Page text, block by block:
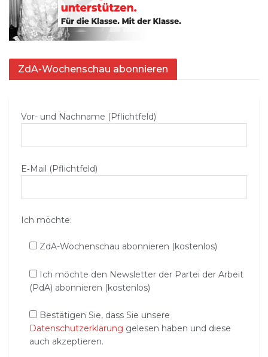
ZdA-Wochenschau abonnieren
Vor- und Nachname (Pflichtfeld)
E‑Mail (Pflichtfeld)
Ich möchte:
ZdA-Wochenschau abonnieren (kostenlos)
Ich möchte den Newsletter der Partei der Arbeit
(PdA) abonnieren (kostenlos)
Bestätigen Sie, dass Sie unsere
Datenschutzerklärung gelesen haben und diese
auch akzeptieren.